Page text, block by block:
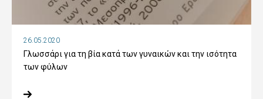
26.05.2020
Γλωσσάρι για τη βία κατά των γυναικών και την ισότητα
των φύλων